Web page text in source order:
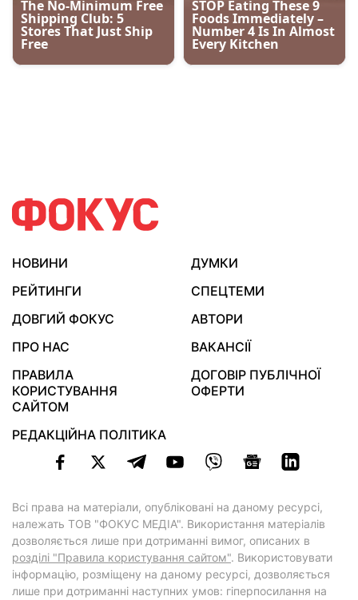
НОВИНИ
ДУМКИ
РЕЙТИНГИ
СПЕЦТЕМИ
ДОВГИЙ ФОКУС
АВТОРИ
ПРО НАС
ВАКАНСІЇ
ПРАВИЛА
КОРИСТУВАННЯ
САЙТОМ
ДОГОВІР ПУБЛІЧНОЇ
ОФЕРТИ
РЕДАКЦІЙНА ПОЛІТИКА
Всі права на матеріали, опубліковані на даному ресурсі,
належать ТОВ "ФОКУС МЕДІА". Використання матеріалів
дозволяється лише при дотриманні вимог, описаних в
розділі "Правила користування сайтом". Використовувати
інформацію, розміщену на даному ресурсі, дозволяється
лише при дотриманні наступних умов: гіперпосилання на